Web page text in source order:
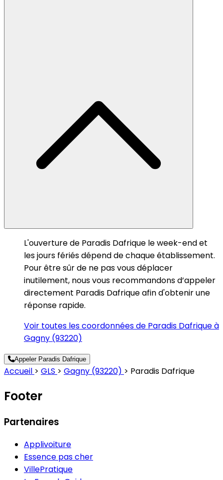
L'ouverture de Paradis Dafrique le week-end et
les jours fériés dépend de chaque établissement.
Pour être sûr de ne pas vous déplacer
inutilement, nous vous recommandons d’appeler
directement Paradis Dafrique afin d'obtenir une
réponse rapide.
Voir toutes les coordonnées de Paradis Dafrique à
Gagny (93220)
Appeler Paradis Dafrique
Accueil > GLS > Gagny (93220) > Paradis Dafrique
Footer
Partenaires
Applivoiture
Essence pas cher
VillePratique